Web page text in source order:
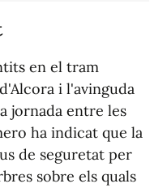
en el tram
i l'avinguda
jornada entre les
ha indicat que la
de seguretat per
sobre els quals